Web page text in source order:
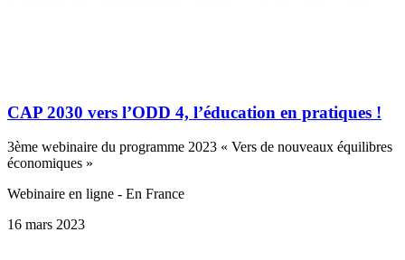
CAP 2030 vers l’ODD 4, l’éducation en pratiques !
3ème webinaire du programme 2023 « Vers de nouveaux équilibres
économiques »
Webinaire en ligne - En France
16 mars 2023